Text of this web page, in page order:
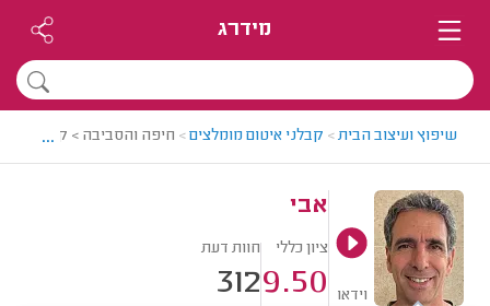
מידרג
שיפוץ ועיצוב הבית> קבלני איטום מומלצים> חיפה והסביבה > קבלן
...
וידאו
אבי
ציון כללי
9.50
חוות דעת
312